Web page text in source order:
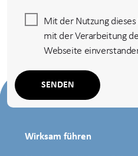
Mit der Nutzung
mit der Verarbeitung
Webseite
Wirksam führen